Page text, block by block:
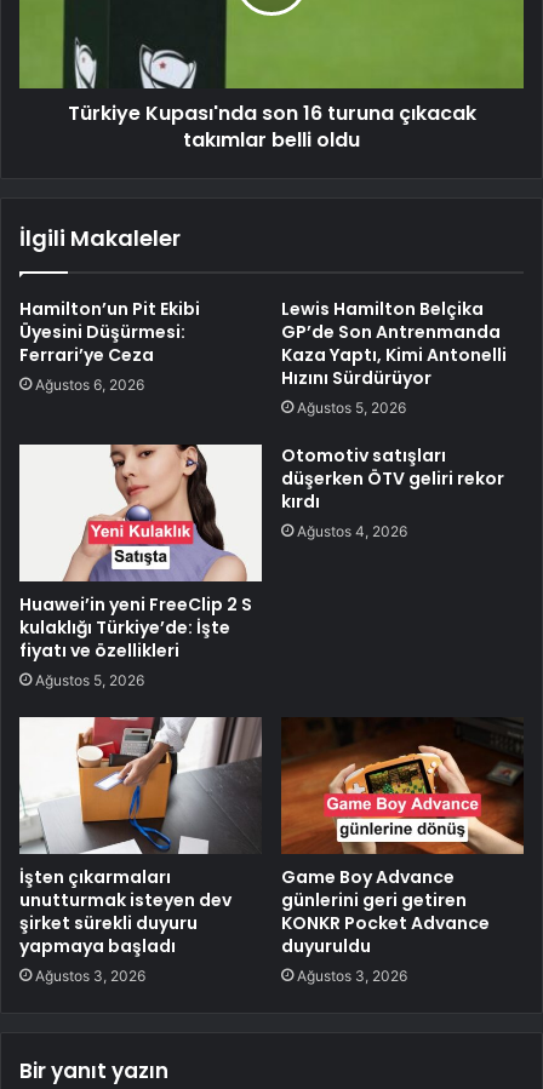
Türkiye Kupası'nda son 16 turuna çıkacak
takımlar belli oldu
İlgili Makaleler
Hamilton’un Pit Ekibi
Üyesini Düşürmesi:
Ferrari’ye Ceza
Ağustos 6, 2026
Lewis Hamilton Belçika
GP’de Son Antrenmanda
Kaza Yaptı, Kimi Antonelli
Hızını Sürdürüyor
Ağustos 5, 2026
Huawei’in yeni FreeClip 2 S
kulaklığı Türkiye’de: İşte
fiyatı ve özellikleri
Ağustos 5, 2026
Otomotiv satışları
düşerken ÖTV geliri rekor
kırdı
Ağustos 4, 2026
İşten çıkarmaları
unutturmak isteyen dev
şirket sürekli duyuru
yapmaya başladı
Ağustos 3, 2026
Game Boy Advance
günlerini geri getiren
KONKR Pocket Advance
duyuruldu
Ağustos 3, 2026
Bir yanıt yazın